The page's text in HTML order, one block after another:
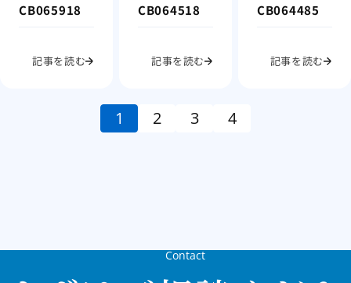
CB065918
記事を読む
CB064518
記事を読む
CB064485
記事を読む
1 2 3 4
Contact